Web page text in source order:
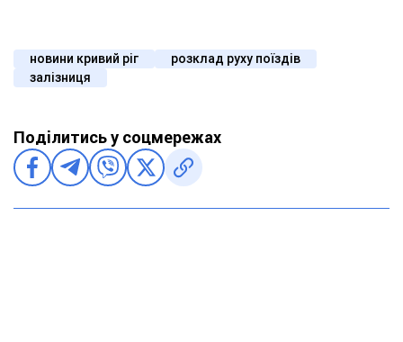
новини кривий ріг
розклад руху поїздів
залізниця
Поділитись у соцмережах